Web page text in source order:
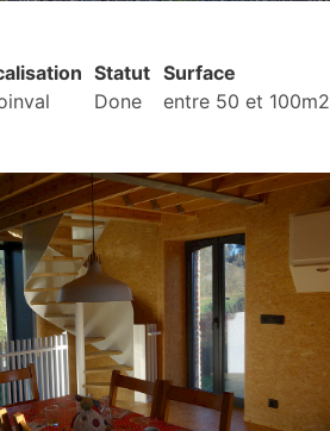
Statut
Done
Surface
entre 50 et 100m2